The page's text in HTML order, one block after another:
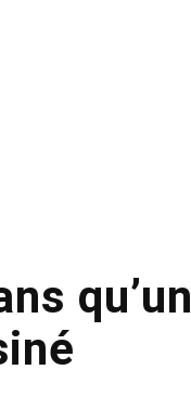
qu’un